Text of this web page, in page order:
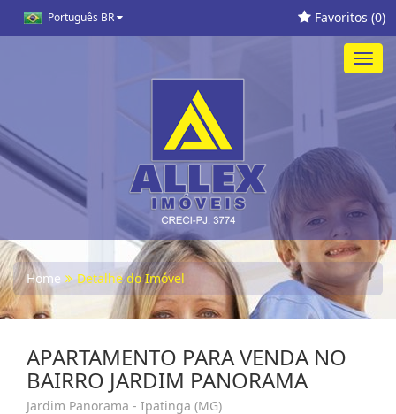
Português BR Favoritos (0)
Home Detalhe do Imóvel
APARTAMENTO PARA VENDA NO
BAIRRO JARDIM PANORAMA
Jardim Panorama - Ipatinga (MG)